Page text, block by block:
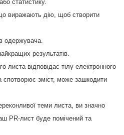
статистику.
виражають дію, щоб створити
одержувача.
результатів.
листа відповідає тілу електронного
зміст, може зашкодити
теми листа, ви значно
PR-лист буде помічений та